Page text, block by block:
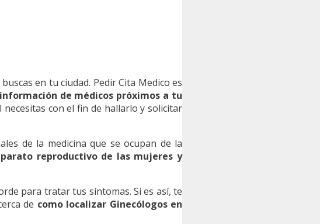
en tu ciudad. Pedir Cita Medico es
información de médicos próximos a tu
con el fin de hallarlo y solicitar
de la medicina que se ocupan de la
reproductivo de las mujeres y
para tratar tus síntomas. Si es así, te
de como localizar Ginecólogos en